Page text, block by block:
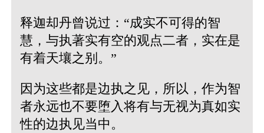
释迦却丹曾说过：“成实不可得的智
慧，与执著实有空的观点二者，实在是
有着天壤之别。”
因为这些都是边执之见，所以，作为智
者永远也不要堕入将有与无视为真如实
性的边执见当中。